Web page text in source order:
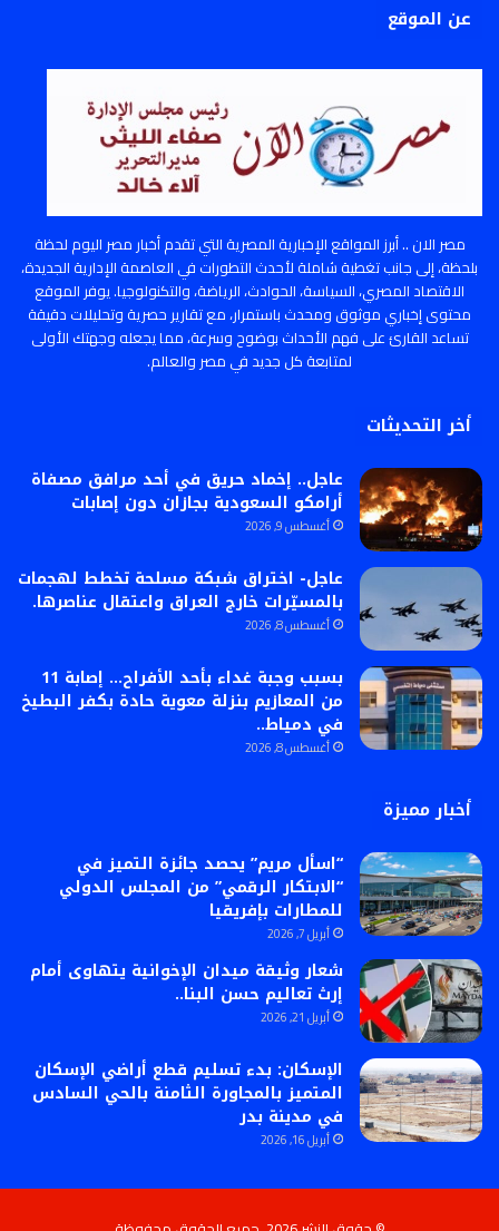
عن الموقع
مصر الان .. أبرز المواقع الإخبارية المصرية التي تقدم أخبار مصر اليوم لحظة
بلحظة، إلى جانب تغطية شاملة لأحدث التطورات في العاصمة الإدارية الجديدة،
الاقتصاد المصري، السياسة، الحوادث، الرياضة، والتكنولوجيا. يوفر الموقع
محتوى إخباري موثوق ومحدث باستمرار، مع تقارير حصرية وتحليلات دقيقة
تساعد القارئ على فهم الأحداث بوضوح وسرعة، مما يجعله وجهتك الأولى
لمتابعة كل جديد في مصر والعالم.
أخر التحديثات
عاجل.. إخماد حريق في أحد مرافق مصفاة
أرامكو السعودية بجازان دون إصابات
أغسطس 9, 2026
عاجل- اختراق شبكة مسلحة تخطط لهجمات
بالمسيّرات خارج العراق واعتقال عناصرها.
أغسطس 8, 2026
بسبب وجبة غداء بأحد الأفراح… إصابة 11
من المعازيم بنزلة معوية حادة بكفر البطيخ
في دمياط..
أغسطس 8, 2026
أخبار مميزة
“اسأل مريم” يحصد جائزة التميز في
“الابتكار الرقمي” من المجلس الدولي
للمطارات بإفريقيا
أبريل 7, 2026
شعار وثيقة ميدان الإخوانية يتهاوى أمام
إرث تعاليم حسن البنا..
أبريل 21, 2026
الإسكان: بدء تسليم قطع أراضي الإسكان
المتميز بالمجاورة الثامنة بالحي السادس
في مدينة بدر
أبريل 16, 2026